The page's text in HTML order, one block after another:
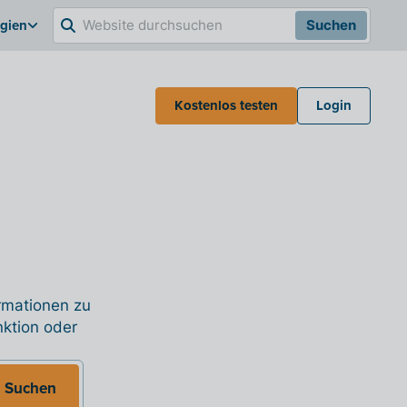
Suchen
Kostenlos testen Login
zu
oder
Suchen